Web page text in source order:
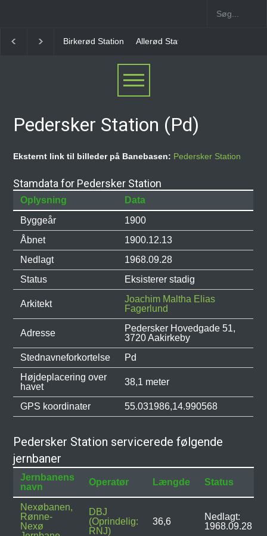
Station Allerød Station Favrholm Station
Pedersker Station (Pd)
Eksternt link til billeder på Banebasen: Pedersker Station
Stamdata for Pedersker Station
Oplysning
Data
Byggeår
1900
Åbnet
1900.12.13
Nedlagt
1968.09.28
Status
Eksisterer stadig
Arkitekt
Joachim Maltha Elias
Fagerlund
Adresse
Pedersker Hovedgade 51,
3720 Aakirkeby
Stednavneforkortelse
Pd
Højdeplacering over
havet
38,1 meter
GPS koordinater 55.031986,14.990568
Pedersker Station servicerede følgende
jernbaner
Jernbanens
navn
Operatør Længde Status
Nexøbanen,
Rønne-
Nexø
DBJ
(Oprindelig:
RNJ)
36,6
Nedlagt:
1968.09.28